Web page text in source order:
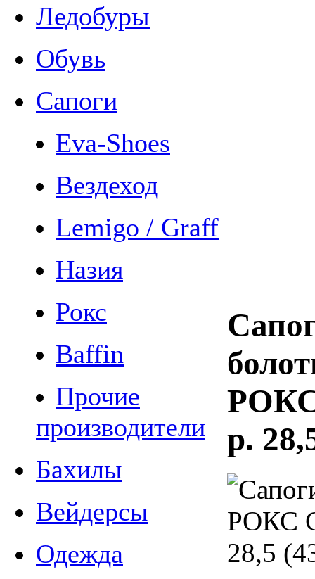
Ледобуры
Обувь
Сапоги
Eva-Shoes
Вездеход
Lemigo / Graff
Назия
Рокс
Baffin
Прочие
производители
Бахилы
Вейдерсы
Одежда
р.